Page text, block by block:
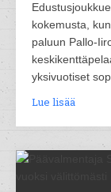
kokemusta,
paluun Pallo-
yksivuotiset
Lue lisää